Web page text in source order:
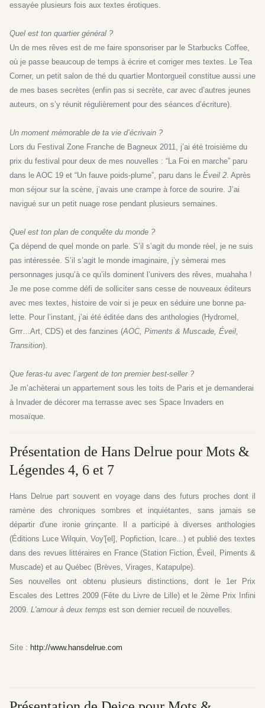
essayée plusieurs fois aux textes érotiques.
Quel est ton quartier général ?
Un de mes rêves est de me faire sponsoriser par le Starbucks Coffee,
où je passe beaucoup de temps à écrire et corriger mes textes. Le Tea
Corner, un petit salon de thé du quartier Montorgueil constitue aussi une
de mes bases secrètes (enfin pas si secrète, car avec d’autres jeunes
auteurs, on s’y réunit régulièrement pour des séances d’écriture).
Un moment mémorable de ta vie d’écrivain ?
Lors du Festival Zone Franche de Bagneux 2011, j’ai été troisième du
prix du festival pour deux de mes nouvelles : “La Foi en marche” paru
dans le AOC 19 et “Un fauve poids-plume”, paru dans le Éveil 2. Après
mon séjour sur la scène, j’avais une crampe à force de sourire. J’ai
navigué sur un petit nuage rose pendant plusieurs semaines.
Quel est ton plan de conquête du monde ?
Ça dépend de quel monde on parle. S’il s’agit du monde réel, je ne suis
pas intéres­sée. S’il s’agit le monde imaginaire, j’y sèmerai mes
personnages jusqu’à ce qu’ils do­minent l’univers des rêves, muahaha !
Je me pose comme défi de solliciter sans cesse de nouveaux éditeurs
avec mes textes, histoire de voir si je peux en séduire une bonne pa­
lette. Pour l’instant, j’ai été éditée dans des anthologies (Hydromel,
Grrr…Art, CDS) et des fanzines (AOC, Piments & Muscade, Éveil,
Transition).
Que feras-tu avec l’argent de ton premier best-seller ?
Je m’achèterai un appartement sous les toits de Paris et je demanderai
à Invader de décorer ma terrasse avec ses Space Invaders en
mosaïque.
Présentation de Hans Delrue pour Mots &
Légendes 4, 6 et 7
Hans Delrue part souvent en voyage dans des futurs proches dont il
ramène des chroniques sombres et inquiétantes, sans jamais se
départir d'une ironie grinçante. Il a participé à diverses anthologies
(Éditions Luce Wilquin, Voy'[el], Popfiction, Icare...) et publié des textes
dans des revues littéraires en France (Station Fiction, Éveil, Piments &
Muscade) et au Québec (Brèves, Virages, Katapulpe).
Ses nouvelles ont obtenu plusieurs distinctions, dont le 1er Prix
Escales des Lettres 2009 (Fête du Livre de Lille) et le 2ème Prix Infini
2009. L'amour à deux temps est son dernier recueil de nouvelles.
Site : http://www.hansdelrue.com